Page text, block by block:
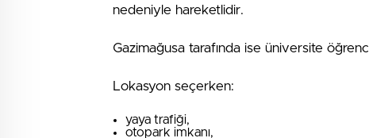
nedeniyle hareketlidir.
Gazimağusa tarafında ise üniversite
Lokasyon seçerken:
yaya trafiği,
otopark imkanı,